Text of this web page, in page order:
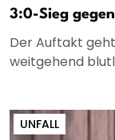
3:0-Sieg
Der Auftakt
weitgehend
UNFALL